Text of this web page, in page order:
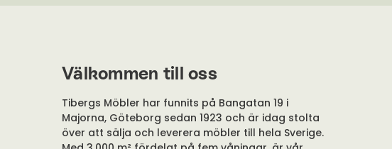
Välkommen till oss
Tibergs Möbler har funnits på Bangatan 19 i
Majorna, Göteborg sedan 1923 och är idag stolta
över att sälja och leverera möbler till hela Sverige.